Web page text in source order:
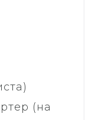
(на